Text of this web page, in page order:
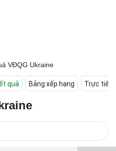
VĐQG Ukraine
quả Bảng xếp hạng Trực tiếp